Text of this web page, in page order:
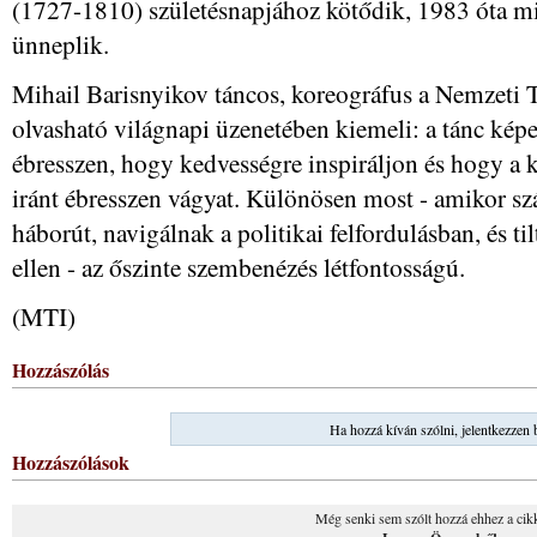
(1727-1810) születésnapjához kötődik, 1983 óta
ünneplik.
Mihail Barisnyikov táncos, koreográfus a Nemzeti
olvasható világnapi üzenetében kiemeli: a tánc
ébresszen, hogy kedvességre inspiráljon és hogy a
iránt ébresszen vágyat. Különösen most - amikor
háborút, navigálnak a politikai felfordulásban, és
ellen - az őszinte szembenézés létfontosságú.
(MTI)
Hozzászólás
Ha hozzá kíván szólni, jelentkezzen
Hozzászólások
Még senki sem szólt hozzá ehhez a